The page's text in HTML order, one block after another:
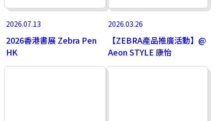
2026.07.13
2026香港書展 Zebra Pen
HK
2026.03.26
【ZEBRA產品推廣活動】@
Aeon STYLE 康怡